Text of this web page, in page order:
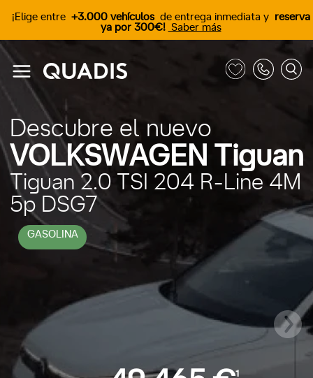
¡Elige entre +3.000 vehículos de entrega inmediata y reserva
ya por 300€! Saber más
Descubre el nuevo
VOLKSWAGEN Tiguan
GASOLINA
Tiguan 2.0 TSI 204 R-Line 4M
5p DSG7
1